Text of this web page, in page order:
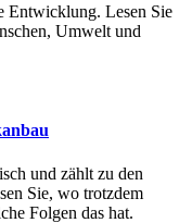
Entwicklung. Lesen Sie
Umwelt und
und zählt zu den
Sie, wo trotzdem
Folgen das hat.